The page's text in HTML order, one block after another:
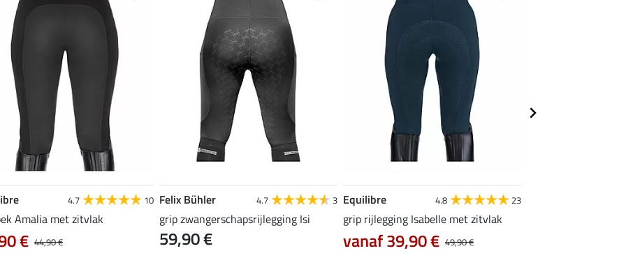
4.7 10
Amalia met zitvlak
44,90 €
€
Felix Bühler 4.7 3
grip zwangerschapsrijlegging Isi
59,90 €
Equilibre 4.8 23
grip rijlegging Isabelle met zitvlak
49,90 €
vanaf 39,90 €